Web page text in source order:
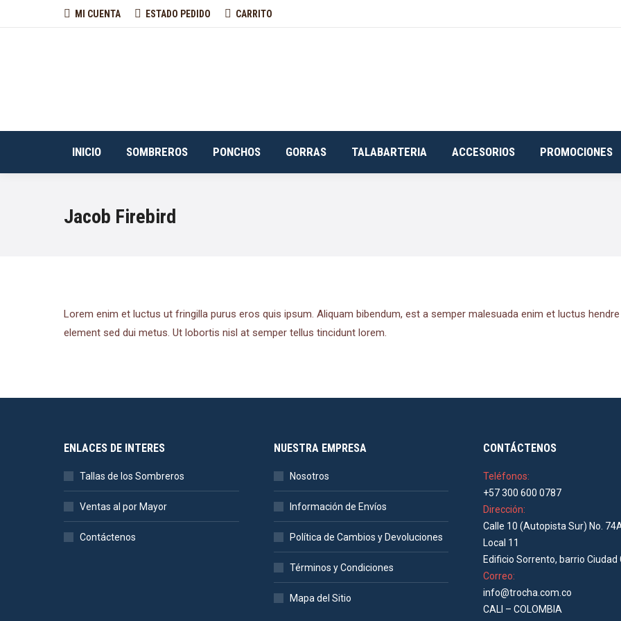
MI CUENTA ESTADO PEDIDO CARRITO
INICIO SOMBREROS PONCHOS GORRAS TALABARTERIA ACCESORIOS PROMOCIONES
Jacob Firebird
Lorem enim et luctus ut fringilla purus eros quis ipsum. Aliquam bibendum, est a semper malesuada enim et luctus
element sed dui metus. Ut lobortis nisl at semper tellus tincidunt lorem.
ENLACES DE INTERES
Tallas de los Sombreros
Ventas al por Mayor
Contáctenos
NUESTRA EMPRESA
Nosotros
Información de Envíos
Política de Cambios y Devoluciones
Términos y Condiciones
Mapa del Sitio
CONTÁCTENOS
Teléfonos:
+57 300 600 0787
Dirección:
Calle 10 (Autopista Sur) No.
Local 11
Edificio Sorrento, barrio Ciudad
Correo:
info@trocha.com.co
CALI – COLOMBIA